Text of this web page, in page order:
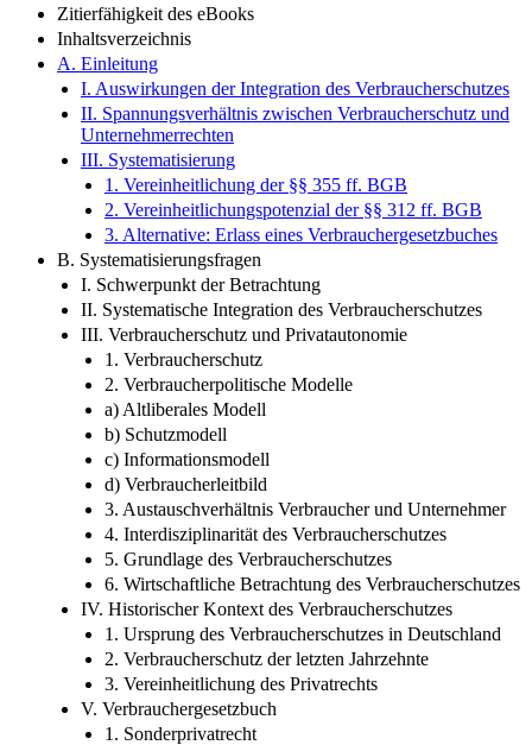
Zitierfähigkeit des eBooks
Inhaltsverzeichnis
A. Einleitung
I. Auswirkungen der Integration des Verbraucherschutzes
II. Spannungsverhältnis zwischen Verbraucherschutz und
Unternehmerrechten
III. Systematisierung
1. Vereinheitlichung der §§ 355 ff. BGB
2. Vereinheitlichungspotenzial der §§ 312 ff. BGB
3. Alternative: Erlass eines Verbrauchergesetzbuches
B. Systematisierungsfragen
I. Schwerpunkt der Betrachtung
II. Systematische Integration des Verbraucherschutzes
III. Verbraucherschutz und Privatautonomie
1. Verbraucherschutz
2. Verbraucherpolitische Modelle
a) Altliberales Modell
b) Schutzmodell
c) Informationsmodell
d) Verbraucherleitbild
3. Austauschverhältnis Verbraucher und Unternehmer
4. Interdisziplinarität des Verbraucherschutzes
5. Grundlage des Verbraucherschutzes
6. Wirtschaftliche Betrachtung des Verbraucherschutzes
IV. Historischer Kontext des Verbraucherschutzes
1. Ursprung des Verbraucherschutzes in Deutschland
2. Verbraucherschutz der letzten Jahrzehnte
3. Vereinheitlichung des Privatrechts
V. Verbrauchergesetzbuch
1. Sonderprivatrecht